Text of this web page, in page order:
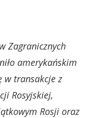
Zagranicznych
amerykańskim
w transakcje z
Rosyjskiej,
Rosji oraz